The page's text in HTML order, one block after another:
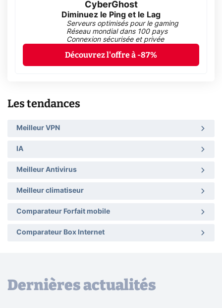
CyberGhost
Diminuez le Ping et le Lag
Serveurs optimisés pour le gaming
Réseau mondial dans 100 pays
Connexion sécurisée et privée
Découvrez l'offre à -87%
Les tendances
Meilleur VPN
IA
Meilleur Antivirus
Meilleur climatiseur
Comparateur Forfait mobile
Comparateur Box Internet
Dernières actualités